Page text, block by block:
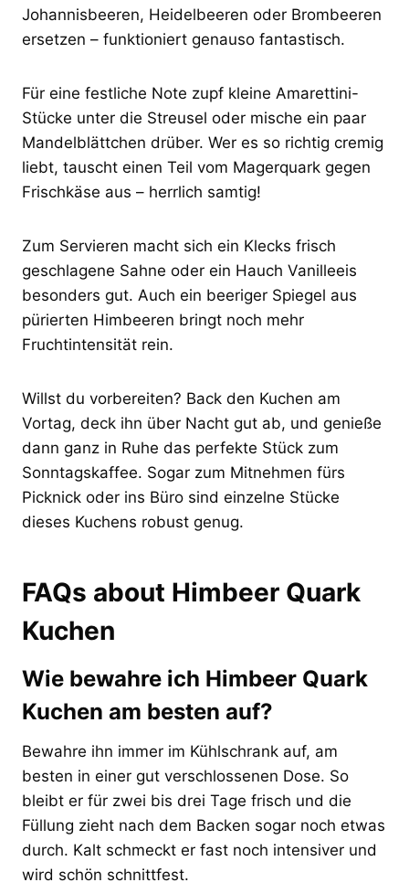
Johannisbeeren, Heidelbeeren oder Brombeeren
ersetzen – funktioniert genauso fantastisch.
Für eine festliche Note zupf kleine Amarettini-
Stücke unter die Streusel oder mische ein paar
Mandelblättchen drüber. Wer es so richtig cremig
liebt, tauscht einen Teil vom Magerquark gegen
Frischkäse aus – herrlich samtig!
Zum Servieren macht sich ein Klecks frisch
geschlagene Sahne oder ein Hauch Vanilleeis
besonders gut. Auch ein beeriger Spiegel aus
pürierten Himbeeren bringt noch mehr
Fruchtintensität rein.
Willst du vorbereiten? Back den Kuchen am
Vortag, deck ihn über Nacht gut ab, und genieße
dann ganz in Ruhe das perfekte Stück zum
Sonntagskaffee. Sogar zum Mitnehmen fürs
Picknick oder ins Büro sind einzelne Stücke
dieses Kuchens robust genug.
FAQs about Himbeer Quark
Kuchen
Wie bewahre ich Himbeer Quark
Kuchen am besten auf?
Bewahre ihn immer im Kühlschrank auf, am
besten in einer gut verschlossenen Dose. So
bleibt er für zwei bis drei Tage frisch und die
Füllung zieht nach dem Backen sogar noch etwas
durch. Kalt schmeckt er fast noch intensiver und
wird schön schnittfest.